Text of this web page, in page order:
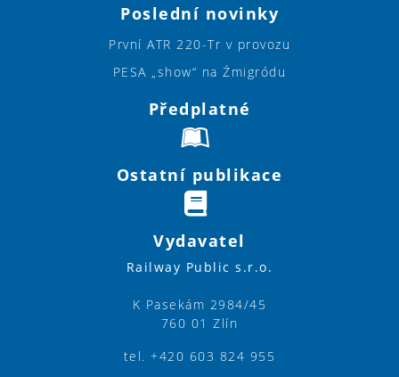
Poslední novinky
První ATR 220-Tr v provozu
PESA „show“ na Źmigródu
Předplatné
Ostatní publikace
Vydavatel
Railway Public s.r.o.
K Pasekám 2984/45
760 01 Zlín
tel. +420 603 824 955